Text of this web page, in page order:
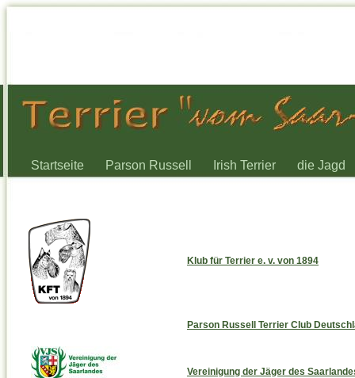
Startseite Parson Russell Irish Terrier die Jagd
Klub für Terrier e. v. von 1894
Parson Russell Terrier Club
Vereinigung der Jäger des